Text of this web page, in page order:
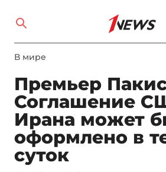
В мире
Премьер
Соглашение
Ирана может
оформлено в
суток